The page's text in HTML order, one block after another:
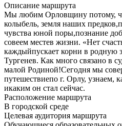
Описание маршрута
Мы любим Орловщину потому,
колыбель, земля наших
чувства юной поры,познание
совеем местев жизни. «Нет
каждыйпускает корни в родную
Тургенев. Как много связано в
малой Родиной!Сегодня мы
путешествиепо г. Орлу, узнаем,
икаким он стал сейчас.
Расположение маршрута
В городской среде
Целевая аудитория маршрута